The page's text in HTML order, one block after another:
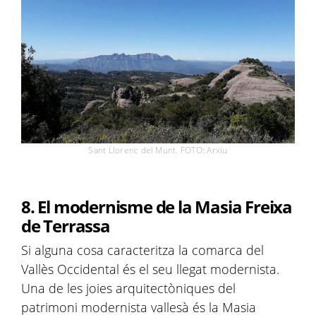
Sant Llorenc del Munt. FOTO: Arxiu
8. El modernisme de la Masia Freixa
de Terrassa
Si alguna cosa caracteritza la comarca del
Vallès Occidental és el seu llegat modernista.
Una de les joies arquitectòniques del
patrimoni modernista vallesà és la Masia